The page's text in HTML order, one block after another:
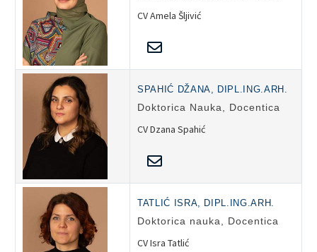
CV Amela Šljivić
SPAHIĆ DŽANA, DIPL.ING.ARH.
Doktorica Nauka, Docentica
CV Dzana Spahić
TATLIĆ ISRA, DIPL.ING.ARH.
Doktorica nauka, Docentica
CV Isra Tatlić